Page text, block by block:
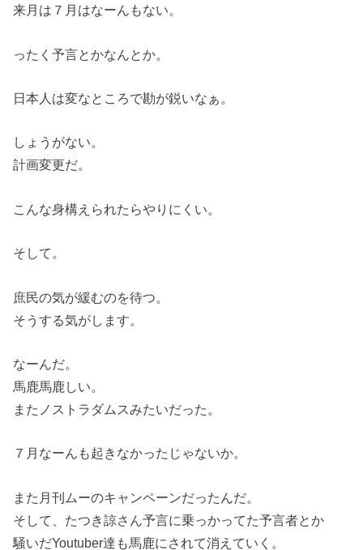
来月は７月はなーんもない。
ったく予言とかなんとか。
日本人は変なところで勘が鋭いなぁ。
しょうがない。
計画変更だ。
こんな身構えられたらやりにくい。
そして。
庶民の気が緩むのを待つ。
そうする気がします。
なーんだ。
馬鹿馬鹿しい。
またノストラダムスみたいだった。
７月なーんも起きなかったじゃないか。
また月刊ムーのキャンペーンだったんだ。
そして、たつき諒さん予言に乗っかってた予言者とか
騒いだYoutuber達も馬鹿にされて消えていく。